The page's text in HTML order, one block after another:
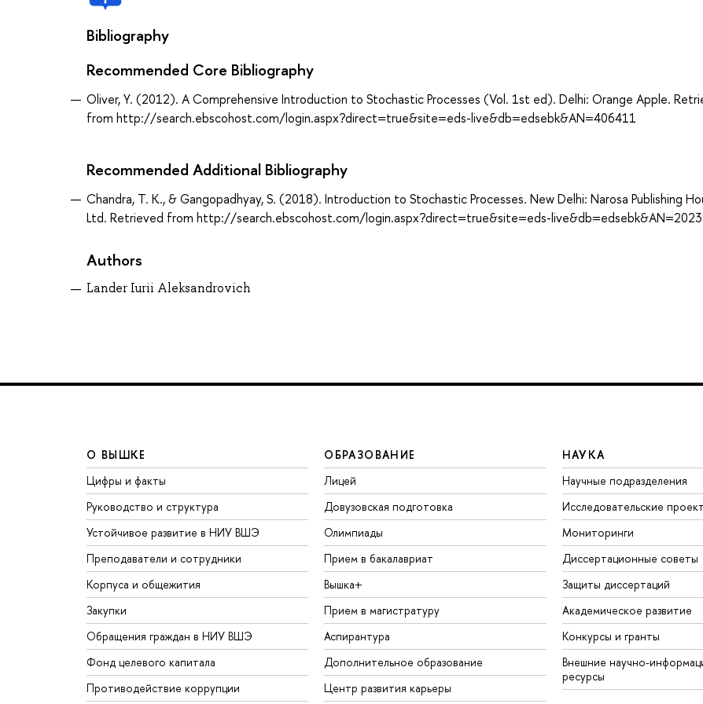
Bibliography
Recommended Core Bibliography
Oliver, Y. (2012). A Comprehensive Introduction to Stochastic Processes (Vol. 1st ed). Delhi: Orange Apple.
from http://search.ebscohost.com/login.aspx?direct=true&site=eds-live&db=edsebk&AN=406411
Recommended Additional Bibliography
Chandra, T. K., & Gangopadhyay, S. (2018). Introduction to Stochastic Processes. New Delhi: Narosa Publishing
Ltd. Retrieved from http://search.ebscohost.com/login.aspx?direct=true&site=eds-
Authors
Lander Iurii Aleksandrovich
О ВЫШКЕ
Цифры и факты
Руководство и структура
Устойчивое развитие в НИУ ВШЭ
Преподаватели и сотрудники
Корпуса и общежития
Закупки
Обращения граждан в НИУ ВШЭ
Фонд целевого капитала
Противодействие коррупции
ОБРАЗОВАНИЕ
Лицей
Довузовская подготовка
Олимпиады
Прием в бакалавриат
Вышка+
Прием в магистратуру
Аспирантура
Дополнительное образование
Центр развития карьеры
НАУКА
Научные подразделения
Исследовательские
Мониторинги
Диссертационные советы
Защиты диссертаций
Академическое развитие
Конкурсы и гранты
Внешние научно-
ресурсы